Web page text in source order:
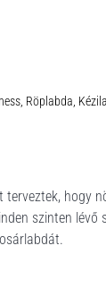
Röplabda,
terveztek, hogy
szinten lévő